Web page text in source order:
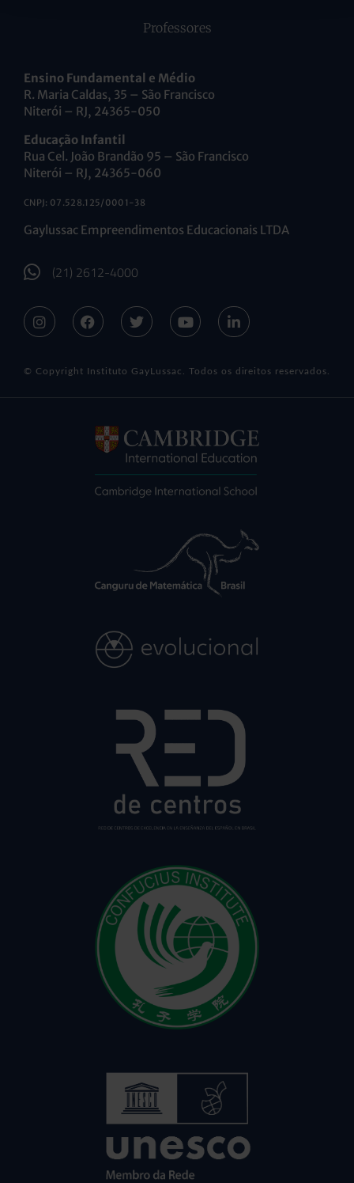
Professores
Ensino Fundamental e Médio
R. Maria Caldas, 35 – São Francisco
Niterói – RJ, 24365-050
Educação Infantil
Rua Cel. João Brandão 95 – São Francisco
Niterói – RJ, 24365-060
CNPJ: 07.528.125/0001-38
Gaylussac Empreendimentos Educacionais LTDA
(21) 2612-4000
© Copyright Instituto GayLussac. Todos os direitos reservados.